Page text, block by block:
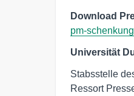
Download
pm-
Universität
Stabsstelle
Ressort